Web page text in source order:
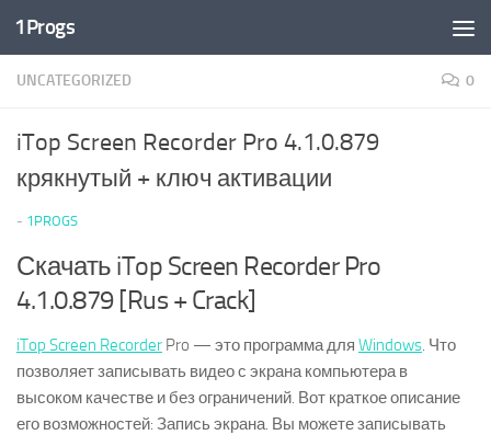
Перейти к содержимому
1Progs
UNCATEGORIZED 0
iTop Screen Recorder Pro 4.1.0.879
крякнутый + ключ активации
- 1PROGS
Скачать iTop Screen Recorder Pro
4.1.0.879 [Rus + Crack]
iTop Screen Recorder Pro — это программа для Windows. Что
позволяет записывать видео с экрана компьютера в
высоком качестве и без ограничений. Вот краткое описание
его возможностей: Запись экрана. Вы можете записывать